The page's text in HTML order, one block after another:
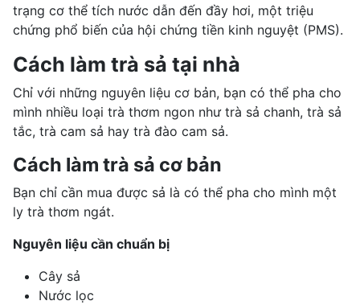
trạng cơ thể tích nước dẫn đến đầy hơi, một triệu
chứng phổ biến của hội chứng tiền kinh nguyệt (PMS).
Cách làm trà sả tại nhà
Chỉ với những nguyên liệu cơ bản, bạn có thể pha cho
mình nhiều loại trà thơm ngon như trà sả chanh, trà sả
tắc, trà cam sả hay trà đào cam sả.
Cách làm trà sả cơ bản
Bạn chỉ cần mua được sả là có thể pha cho mình một
ly trà thơm ngát.
Nguyên liệu cần chuẩn bị
Cây sả
Nước lọc